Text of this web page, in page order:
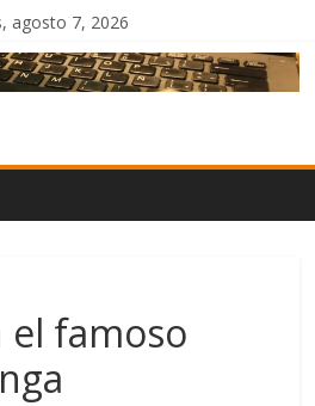
agosto 7, 2026
el famoso